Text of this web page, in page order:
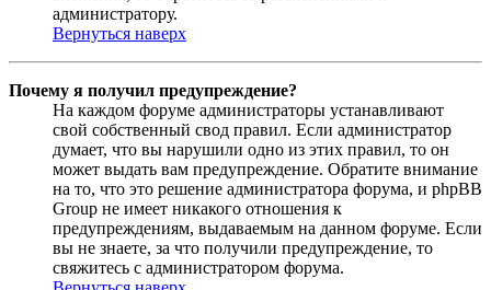
администратору.
Вернуться наверх
Почему я получил предупреждение?
На каждом форуме администраторы устанавливают
свой собственный свод правил. Если администратор
думает, что вы нарушили одно из этих правил, то он
может выдать вам предупреждение. Обратите внимание
на то, что это решение администратора форума, и phpBB
Group не имеет никакого отношения к
предупреждениям, выдаваемым на данном форуме. Если
вы не знаете, за что получили предупреждение, то
свяжитесь с администратором форума.